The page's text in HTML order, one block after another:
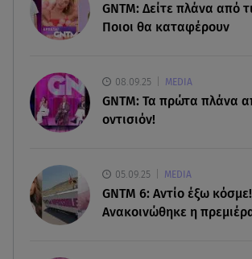
Φωτιά στο Στεφάνι Κορίνθου:
- Σηκώθηκαν εναέρια μέσα
Έξοδος Αυγούστου: Στο 100% η
Κυκλάδες
αποτελέσματα
GNTM: Δείτε πλάνα από
Ποιοι θα καταφέρουν
08.09.25 MEDIA
GNTM: Τα πρώτα πλάνα
οντισιόν!
05.09.25 MEDIA
GNTM 6: Αντίο έξω κόσμε!
Ανακοινώθηκε η